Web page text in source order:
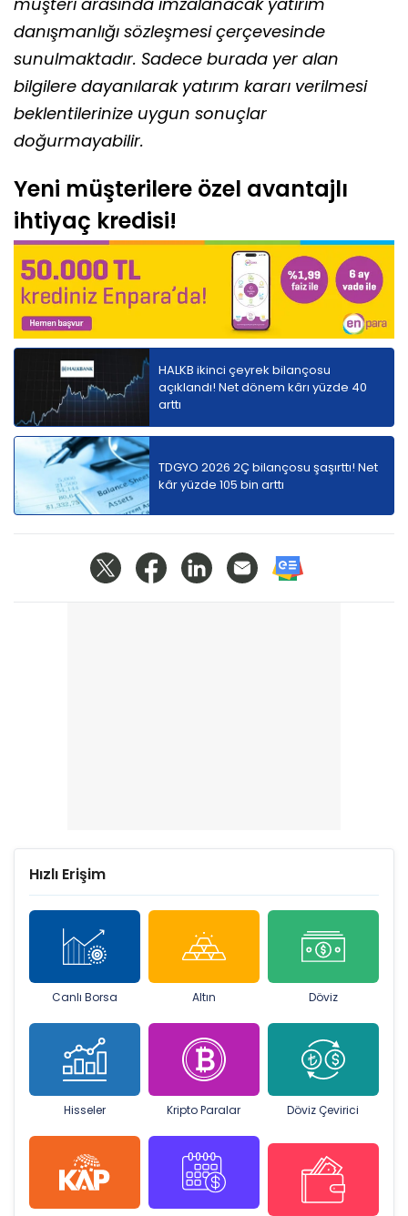
danışmanlığı sözleşmesi çerçevesinde
sunulmaktadır. Sadece burada yer alan
bilgilere dayanılarak yatırım kararı verilmesi
beklentilerinize uygun sonuçlar
doğurmayabilir.
Yeni müşterilere özel avantajlı
ihtiyaç kredisi!
HALKB ikinci çeyrek bilançosu
açıklandı! Net dönem kârı yüzde 40
arttı
TDGYO 2026 2Ç bilançosu şaşırttı! Net
kâr yüzde 105 bin arttı
Hızlı Erişim
Canlı Borsa Altın Döviz
Hisseler Kripto Paralar Döviz Çevirici